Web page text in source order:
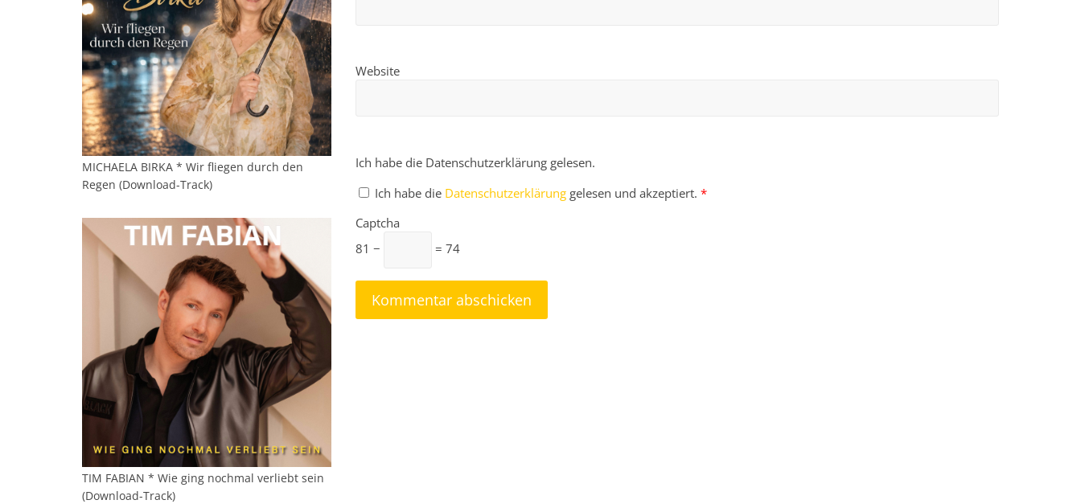
Website
Ich habe die Datenschutzerklärung gelesen.
Ich habe die Datenschutzerklärung gelesen und akzeptiert. *
Captcha
81 −
= 74
MICHAELA BIRKA * Wir fliegen durch den
Regen (Download-Track)
TIM FABIAN * Wie ging nochmal verliebt sein
(Download-Track)